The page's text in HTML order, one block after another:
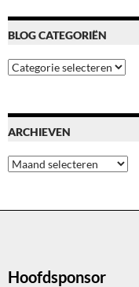
BLOG CATEGORIËN
Blog
categoriën
ARCHIEVEN
Archieven
Hoofdsponsor